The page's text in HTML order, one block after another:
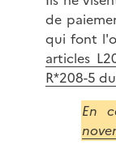
de
qui font
articles
R*208-5 du
En